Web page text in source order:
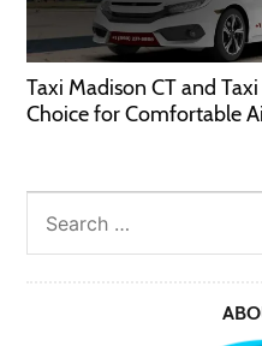
Taxi Madison CT and
Choice for Comfortable